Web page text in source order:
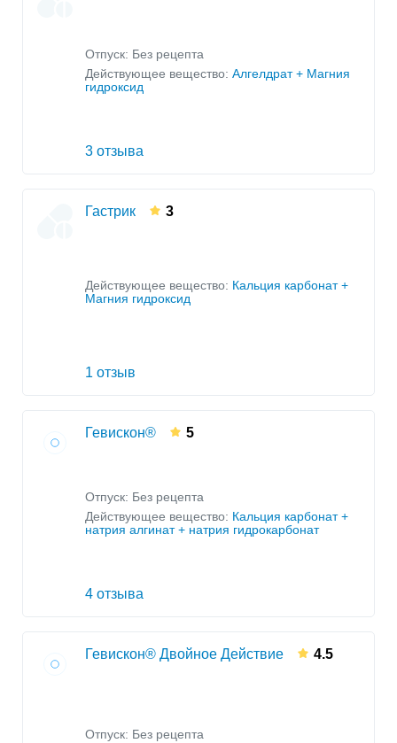
Отпуск: Без рецепта
Действующее вещество: Алгелдрат + Магния
гидроксид
3 отзыва
Гастрик 3
Действующее вещество: Кальция карбонат +
Магния гидроксид
1 отзыв
Гевискон® 5
Отпуск: Без рецепта
Действующее вещество: Кальция карбонат +
натрия алгинат + натрия гидрокарбонат
4 отзыва
Гевискон® Двойное Действие 4.5
Отпуск: Без рецепта